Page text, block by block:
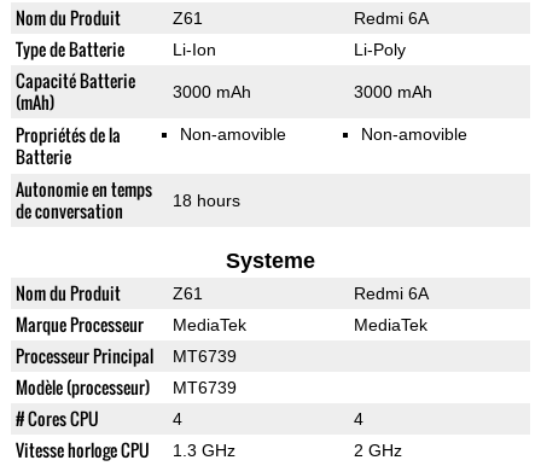
Nom du Produit Z61 Redmi 6A
Type de Batterie Li-Ion Li-Poly
Capacité Batterie
(mAh)
3000 mAh 3000 mAh
Propriétés de la
Batterie
Non-amovible Non-amovible
Autonomie en temps
de conversation
18 hours
Systeme
Nom du Produit Z61 Redmi 6A
Marque Processeur MediaTek MediaTek
Processeur Principal MT6739
Modèle (processeur) MT6739
# Cores CPU 4 4
Vitesse horloge CPU 1.3 GHz 2 GHz